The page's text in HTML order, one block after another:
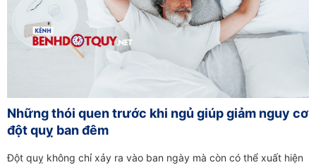
Những thói quen trước khi ngủ giúp giảm nguy cơ
đột quỵ ban đêm
Đột quỵ không chỉ xảy ra vào ban ngày mà còn có thể xuất hiện